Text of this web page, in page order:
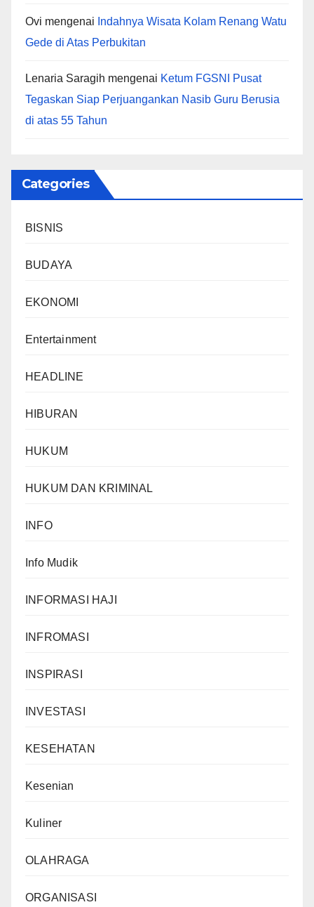
Ovi mengenai Indahnya Wisata Kolam Renang Watu
Gede di Atas Perbukitan
Lenaria Saragih mengenai Ketum FGSNI Pusat
Tegaskan Siap Perjuangankan Nasib Guru Berusia
di atas 55 Tahun
Categories
BISNIS
BUDAYA
EKONOMI
Entertainment
HEADLINE
HIBURAN
HUKUM
HUKUM DAN KRIMINAL
INFO
Info Mudik
INFORMASI HAJI
INFROMASI
INSPIRASI
INVESTASI
KESEHATAN
Kesenian
Kuliner
OLAHRAGA
ORGANISASI